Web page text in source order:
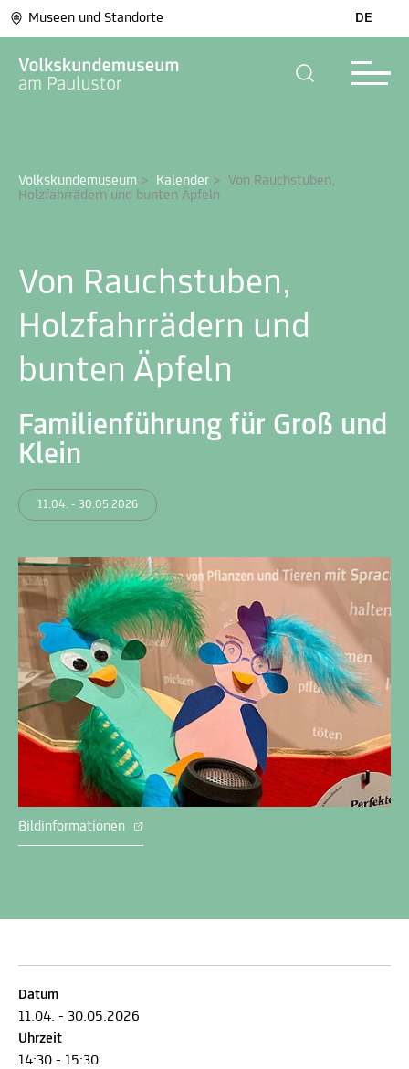
Museen und Standorte DE
Volkskundemuseum > Kalender > Von Rauchstuben,
Holzfahrrädern und bunten Äpfeln
Von Rauchstuben,
Holzfahrrädern und
bunten Äpfeln
Familienführung für Groß und
Klein
11.04. - 30.05.2026
Bildinformationen
Datum
11.04. - 30.05.2026
Uhrzeit
14:30 - 15:30